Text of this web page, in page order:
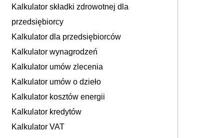
Kalkulator składki zdrowotnej dla
przedsiębiorcy
Kalkulator dla przedsiębiorców
Kalkulator wynagrodzeń
Kalkulator umów zlecenia
Kalkulator umów o dzieło
Kalkulator kosztów energii
Kalkulator kredytów
Kalkulator VAT